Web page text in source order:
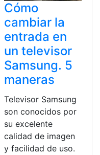
Cómo
cambiar la
entrada en
un televisor
Samsung. 5
maneras
Televisor Samsung
son conocidos por
su excelente
calidad de imagen
y facilidad de uso.